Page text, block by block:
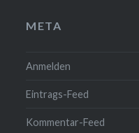
META
Anmelden
Eintrags-Feed
Kommentar-Feed